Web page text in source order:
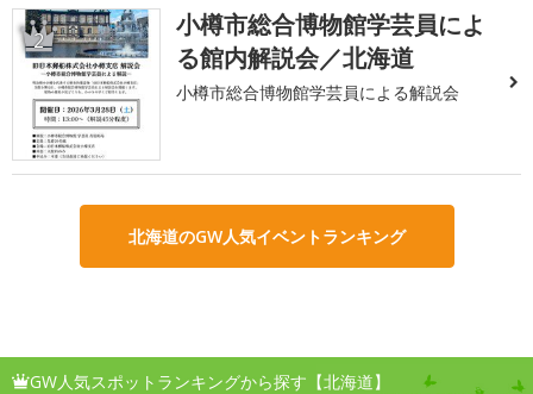
2
小樽市総合博物館学芸員によ
る館内解説会／北海道
小樽市総合博物館学芸員による解説会
北海道のGW人気イベントランキング
GW人気スポットランキングから探す【北海道】